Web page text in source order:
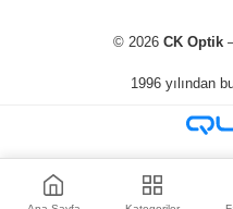
© 2026 CK Optik—
1996 yılından